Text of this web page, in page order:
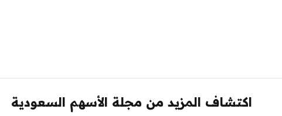
اكتشاف المزيد من مجلة الأسهم السعودية